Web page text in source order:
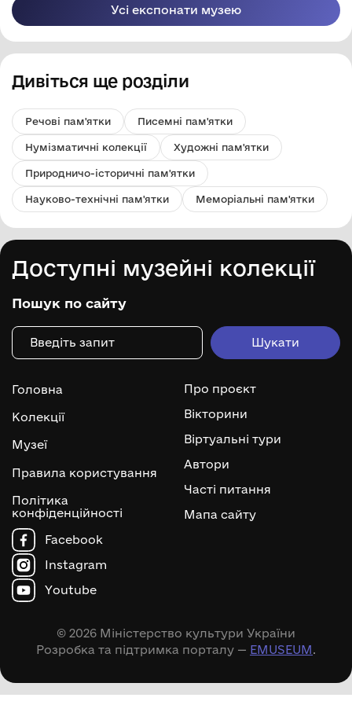
Усі експонати музею
Дивіться ще розділи
Речові пам'ятки Писемні пам'ятки
Нумізматичні колекції Художні пам'ятки
Природничо-історичні пам'ятки
Науково-технічні пам'ятки Меморіальні пам'ятки
Доступні музейні колекції
Пошук по сайту
Головна
Колекції
Музеї
Правила користування
Політика
конфіденційності
Про проєкт
Вікторини
Віртуальні тури
Автори
Часті питання
Мапа сайту
Facebook
Instagram
Youtube
© 2026 Міністерство культури України
Розробка та підтримка порталу — EMUSEUM.